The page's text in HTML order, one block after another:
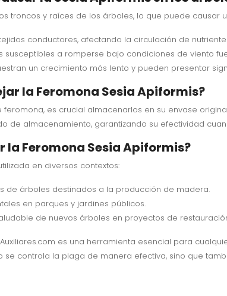
troncos y raíces de los árboles, lo que puede causar
conductores, afectando la circulación de
susceptibles a romperse bajo condiciones de viento
un crecimiento más lento y pueden presentar
la Feromona Sesia Apiformis?
es crucial almacenarlos en su envase
de almacenamiento, garantizando su efectividad
la Feromona Sesia Apiformis?
en diversos contextos:
de árboles destinados a la producción de madera.
en parques y jardines públicos.
de nuevos árboles en proyectos de
es una herramienta esencial para
se controla la plaga de manera efectiva, sino que